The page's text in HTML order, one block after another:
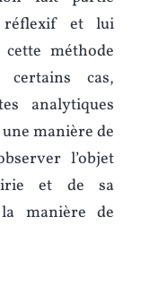
réflexif et lui
méthode
cas,
analytiques
manière de
l’objet
et de sa
manière de